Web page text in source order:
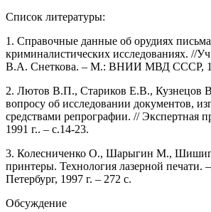
Список литературы:
1. Справочные данные об орудиях
криминалистических исследованиях. //
В.А. Снеткова. – М.: ВНИИ МВД СССР,
2. Лютов В.П., Стариков Е.В., Кузнецов
вопросу об исследовании документов,
средствами репрографии. // Экспертная
1991 г.. – с.14-23.
3. Колесниченко О., Шарыгин М.,
принтеры. Технология лазерной
Петербург, 1997 г. – 272 с.
Обсуждение